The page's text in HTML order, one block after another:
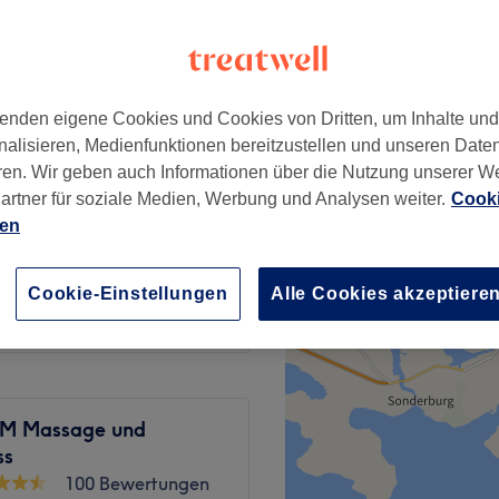
39 €
69 €
Massage und
100 Bewertungen
eigene Cookies und Cookies von Dritten, um Inhalte
Medienfunktionen bereitzustellen und unseren
Wir geben auch Informationen über die Nutzung unserer
für soziale Medien, Werbung und Analysen weiter.
Cookie-Einstellungen Alle Cookies akzeptieren